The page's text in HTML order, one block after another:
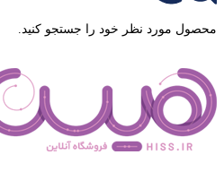
محصول مورد نظر خود را جستجو کنید.